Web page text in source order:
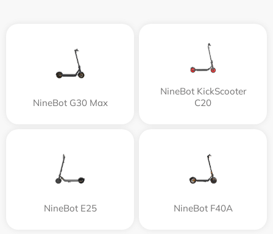
NineBot G30 Max
NineBot KickScooter
C20
NineBot E25 NineBot F40A